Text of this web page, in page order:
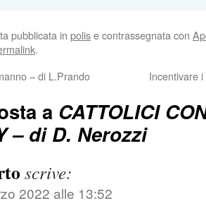
pubblicata in polise contrassegnata con
.
– di L.Prando Incentivare
a CATTOLICI
– di D. Nerozzi
scrive:
2022 alle 13:52